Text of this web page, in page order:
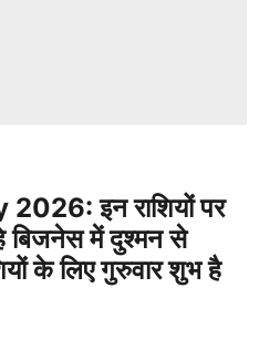
इन राशियों पर
बिजनेस में दुश्मन से
के लिए गुरुवार शुभ है